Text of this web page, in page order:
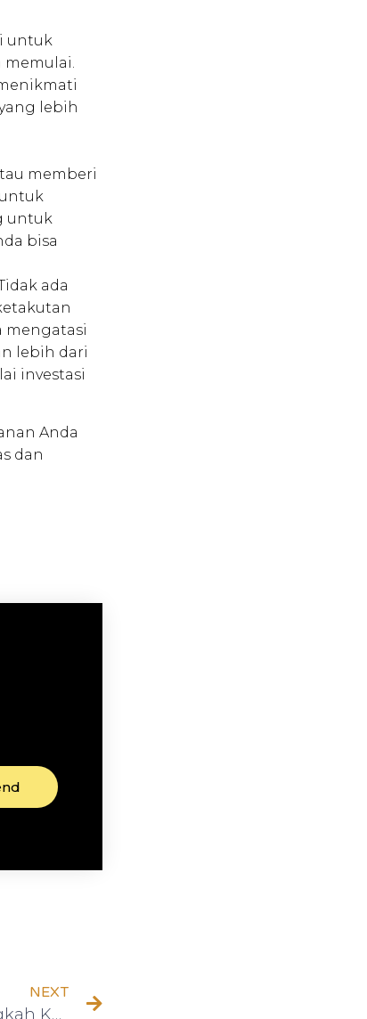
untuk
memulai.
lebih
memberi
untuk
bisa
ada
mengatasi
lebih dari
investasi
Anda
dan
NEXT
Bangkitkan Semangat: Langkah Kecil untuk Mencapai Tujuan Besar